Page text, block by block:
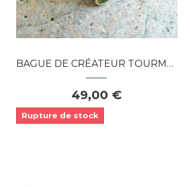
BAGUE DE CRÉATEUR TOURMALINE NOIRE PERIDOT...
49,00 €
Rupture de stock